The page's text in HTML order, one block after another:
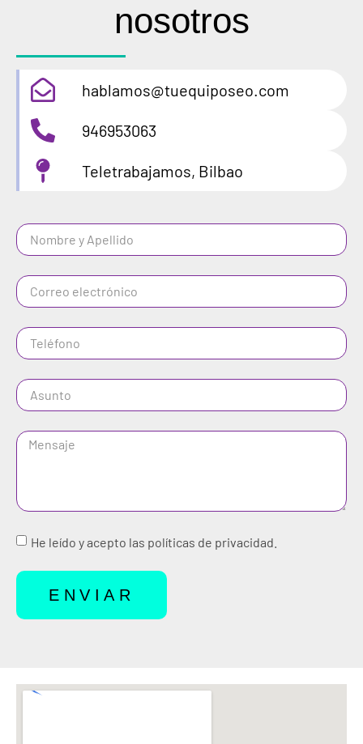
nosotros
hablamos@tuequiposeo.com
946953063
Teletrabajamos, Bilbao
He leído y acepto las políticas de privacidad.
ENVIAR